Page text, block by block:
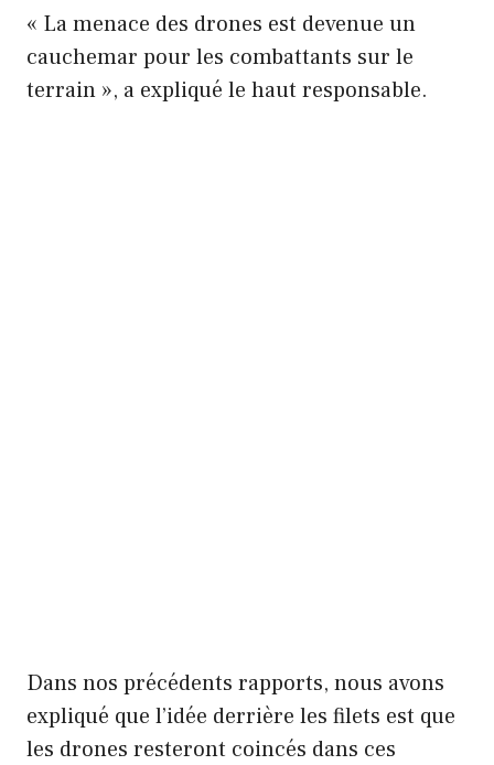
« La menace des drones est devenue un
cauchemar pour les combattants sur le
terrain », a expliqué le haut responsable.
Dans nos précédents rapports, nous avons
expliqué que l’idée derrière les filets est que
les drones resteront coincés dans ces